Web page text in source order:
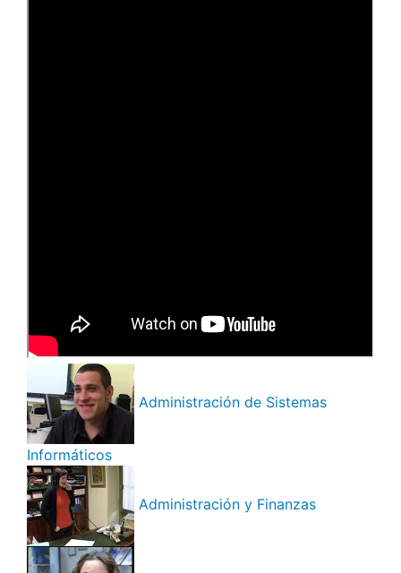
Administración de Sistemas
Informáticos
Administración y Finanzas